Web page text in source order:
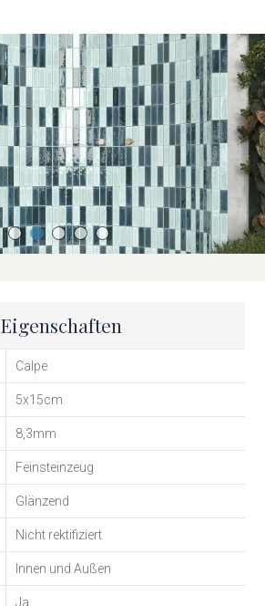
Eigenschaften
Calpe
5x15cm
8,3mm
Feinsteinzeug
Glänzend
Nicht rektifiziert
Innen und Außen
Ja